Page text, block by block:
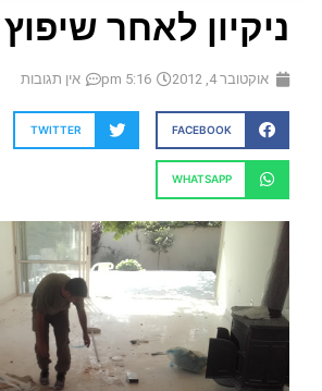
ניקיון לאחר שיפוץ
אוקטובר 4, 2012 5:16 pm אין תגובות
FACEBOOK
TWITTER
WHATSAPP